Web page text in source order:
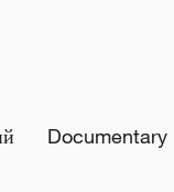
Documentary